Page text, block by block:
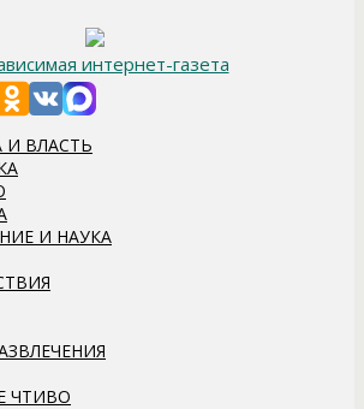
интернет-газета
И ВЛАСТЬ
И НАУКА
ЧТИВО